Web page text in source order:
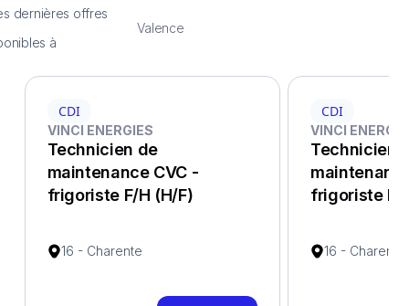
dernières offres
à
Valence
CDI
VINCI ENERGIES
Technicien de
maintenance CVC -
frigoriste F/H (H/F)
16 - Charente
CDI
VINCI
Technicien
frigoriste F/
16 - Charente